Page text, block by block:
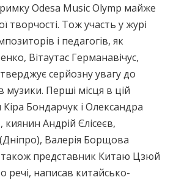
Odesa Music Olymp майже
творчості. Тож участь у журі
і педагогів, як
Вітаутас Германавічус,
серйозну увагу до
музики. Перші місця в цій
Кіра Бондарчук і Олександра
Андрій Єлісеєв,
Валерія Борщова
представник Китаю Цзюй
речі, написав китайсько-